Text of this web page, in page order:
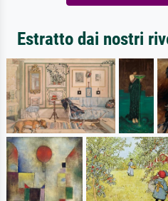
Estratto dai nostri